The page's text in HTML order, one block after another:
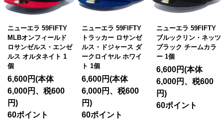
ニューエラ 59FIFTY
MLBオンフィールド
ロサンゼルス・エンゼ
ルス オルタネイト 1
個
6,600円(本体
6,000円、税600
円)
60ポイント
ニューエラ 59FIFTY
トラッカー ロサンゼ
ルス・ドジャース ダ
ークロイヤル ホワイ
ト 1個
6,600円(本体
6,000円、税600
円)
60ポイント
ニューエラ 59FIFTY
ブルックリン・ネッツ
ブラック チームカラ
ー 1個
6,600円(本体
6,000円、税600
円)
60ポイント